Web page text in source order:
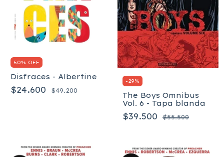
50% OFF
Disfraces - Albertine
$24.600 $49.200
-29%
The Boys Omnibus
Vol. 6 - Tapa blanda
$39.500 $55.500